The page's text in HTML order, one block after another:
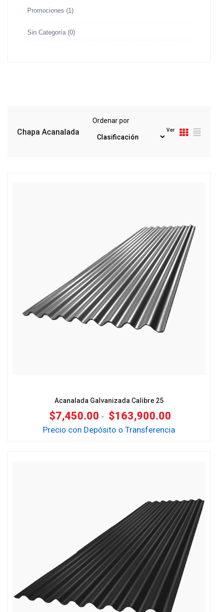
Promociones (1)
Sin Categoría (0)
Chapa Acanalada
Ordenar por
Ver
Acanalada Galvanizada Calibre 25
$7,450.00 - $163,900.00
Precio con Depósito o Transferencia